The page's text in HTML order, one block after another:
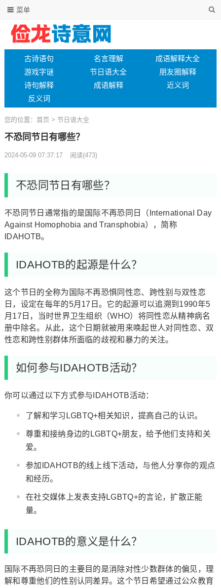
菜单
古诗语句 名言理解
成语解释大全
游戏字谜
节日语大全
朋友圈解释
诗句解释
成语解释
近义词
反义词
您的位置： 首页 > 节日语大全
不恐同节日有哪些？
2024-05-09 07:37:17 阅读(473)
不恐同节日有哪些？
不恐同节日通常指的是国际不再恐同日（International Day
Against Homophobia and Transphobia），简称
IDAHOTB。
IDAHOTB的起源是什么？
这个节日的全称为国际不再恐惧同性恋、跨性别与双性恋
日，设定在每年的5月17日。它的起源可以追溯到1990年5
月17日，当时世界卫生组织（WHO）将同性恋从精神病名
册中除名。从此，这个日期就被用来唤起世人对同性恋、双
性恋和跨性别群体所面临的歧视和暴力的关注。
如何参与IDAHOTB活动？
你可以通过以下方式参与IDAHOTB活动：
了解和学习LGBTQ+相关知识，提高自己的认识。
尊重和接纳身边的LGBTQ+朋友，给予他们支持和关
爱。
参加IDAHOTB的线上线下活动，与他人分享你的观点
和经历。
在社交媒体上发表支持LGBTQ+的言论，扩散正能
量。
IDAHOTB的意义是什么？
国际不再恐同日的主要目的是消除对性少数群体的偏见，理
解和尊重他们的性别认同差异。这个节日希望通过公众教育